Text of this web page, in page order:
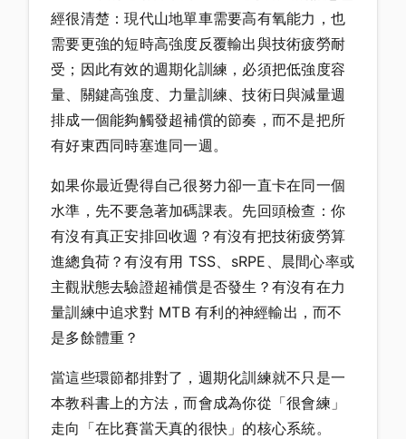
經很清楚：現代山地單車需要高有氧能力，也
需要更強的短時高強度反覆輸出與技術疲勞耐
受；因此有效的週期化訓練，必須把低強度容
量、關鍵高強度、力量訓練、技術日與減量週
排成一個能夠觸發超補償的節奏，而不是把所
有好東西同時塞進同一週。
如果你最近覺得自己很努力卻一直卡在同一個
水準，先不要急著加碼課表。先回頭檢查：你
有沒有真正安排回收週？有沒有把技術疲勞算
進總負荷？有沒有用 TSS、sRPE、晨間心率或
主觀狀態去驗證超補償是否發生？有沒有在力
量訓練中追求對 MTB 有利的神經輸出，而不
是多餘體重？
當這些環節都排對了，週期化訓練就不只是一
本教科書上的方法，而會成為你從「很會練」
走向「在比賽當天真的很快」的核心系統。